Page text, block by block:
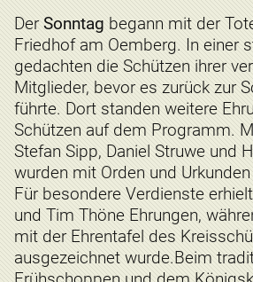
Der Sonntag begann mit der
Friedhof am Oemberg. In einer
gedachten die Schützen ihrer
Mitglieder, bevor es zurück zur
führte. Dort standen weitere
Schützen auf dem Programm.
Stefan Sipp, Daniel Struwe und
wurden mit Orden und
Für besondere Verdienste
und Tim Thöne Ehrungen,
mit der Ehrentafel des
ausgezeichnet wurde.Beim